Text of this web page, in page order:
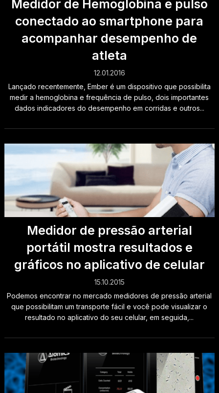
Medidor de Hemoglobina e pulso
conectado ao smartphone para
acompanhar desempenho de
atleta
12.01.2016
Lançado recentemente, Ember é um dispositivo que possibilita
medir a hemoglobina e frequência de pulso, dois importantes
dados indicadores do desempenho em corridas e outros...
Medidor de pressão arterial
portátil mostra resultados e
gráficos no aplicativo de celular
15.10.2015
Podemos encontrar no mercado medidores de pressão arterial
que possibilitam um transporte fácil e você pode visualizar o
resultado no aplicativo do seu celular, em seguida,...